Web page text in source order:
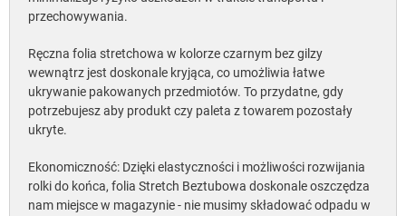
przechowywania.
Ręczna folia stretchowa w kolorze czarnym bez gilzy
wewnątrz jest doskonale kryjąca, co umożliwia łatwe
ukrywanie pakowanych przedmiotów. To przydatne, gdy
potrzebujesz aby produkt czy paleta z towarem pozostały
ukryte.
Ekonomiczność: Dzięki elastyczności i możliwości rozwijania
rolki do końca, folia Stretch Beztubowa doskonale oszczędza
nam miejsce w magazynie - nie musimy składować odpadu w